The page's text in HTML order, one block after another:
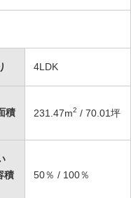
4LDK
積 231.47m2 / 70.01坪
積
50％ / 100％